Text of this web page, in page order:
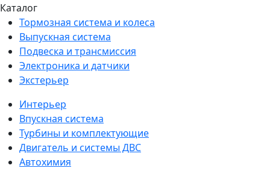
Каталог
Тормозная система и колеса
Выпускная система
Подвеска и трансмиссия
Электроника и датчики
Экстерьер
Интерьер
Впускная система
Турбины и комплектующие
Двигатель и системы ДВС
Автохимия